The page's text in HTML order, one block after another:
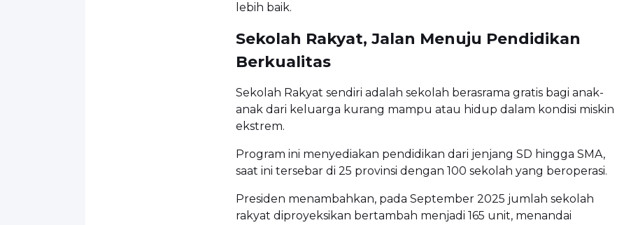
lebih baik.
Sekolah Rakyat, Jalan Menuju Pendidikan
Berkualitas
Sekolah Rakyat sendiri adalah sekolah berasrama gratis bagi anak-
anak dari keluarga kurang mampu atau hidup dalam kondisi miskin
ekstrem.
Program ini menyediakan pendidikan dari jenjang SD hingga SMA,
saat ini tersebar di 25 provinsi dengan 100 sekolah yang beroperasi.
Presiden menambahkan, pada September 2025 jumlah sekolah
rakyat diproyeksikan bertambah menjadi 165 unit, menandai